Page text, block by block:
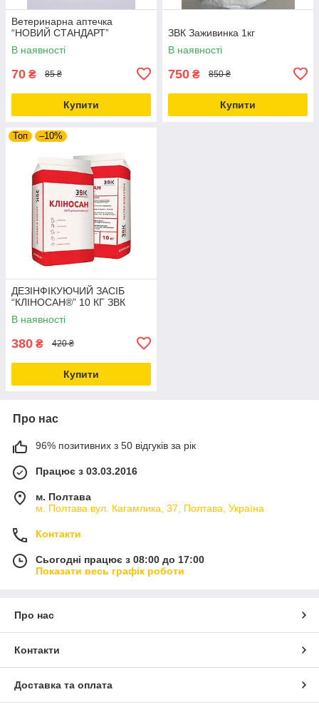
Ветеринарна аптечка
“НОВИЙ СТАНДАРТ”
В наявності
70 ₴ 85 ₴
Купити
ЗВК Заживинка 1кг
В наявності
750 ₴ 850 ₴
Купити
Топ –10%
ДЕЗІНФІКУЮЧИЙ ЗАСІБ
“КЛІНОСАН®” 10 КГ ЗВК
В наявності
380 ₴ 420 ₴
Купити
Про нас
96% позитивних з 50 відгуків за рік
Працює з 03.03.2016
м. Полтава
м. Полтава вул. Кагамлика, 37, Полтава, Україна
Контакти
Сьогодні працює з 08:00 до 17:00
Показати весь графік роботи
Про нас
Контакти
Доставка та оплата